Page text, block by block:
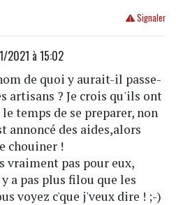
Signaler
2021 à 15:02
de quoi y aurait-il passe-
artisans ? Je crois qu'ils ont
temps de se preparer, non
annoncé des aides,alors
chouiner !
vraiment pas pour eux,
a pas plus filou que les
voyez c'que j'veux dire ! ;-)